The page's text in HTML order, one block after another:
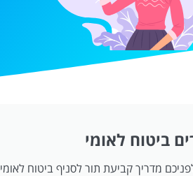
ביטוח לאומי
מדריך קביעת תור לסניף ביטוח לאומי